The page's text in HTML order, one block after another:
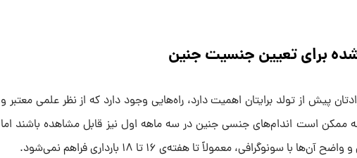
برای تعیین جنسیت جنین
پیش از تولد برایتان اهمیت دارد، راه‌هایی وجود دارد که از نظر علمی معتبر و
ممکن است اندام‌های جنسی جنین در سه‌ ماهه اول نیز قابل مشاهده باشند اما
سونوگرافی، معمولاً تا هفته‌ی ۱۶ تا ۱۸ بارداری فراهم نمی‌شود.